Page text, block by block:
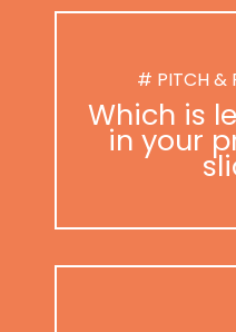
# PITCH &
Which is
in your